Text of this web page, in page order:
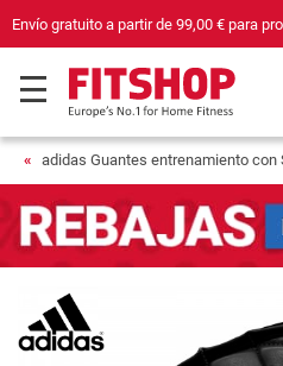
Envío gratuito a partir de 99,00 €para
adidas Guantes entrenamiento con